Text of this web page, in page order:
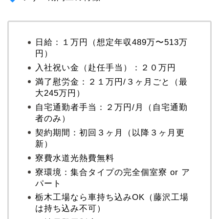
日給：１万円（想定年収489万〜513万
円）
入社祝い金（赴任手当）：２０万円
満了慰労金：２１万円/３ヶ月ごと（最
大245万円）
自宅通勤者手当：２万円/月（自宅通勤
者のみ）
契約期間：初回３ヶ月（以降３ヶ月更
新）
寮費水道光熱費無料
寮環境：集合タイプの完全個室寮 or ア
パート
栃木工場なら車持ち込みOK（藤沢工場
は持ち込み不可）